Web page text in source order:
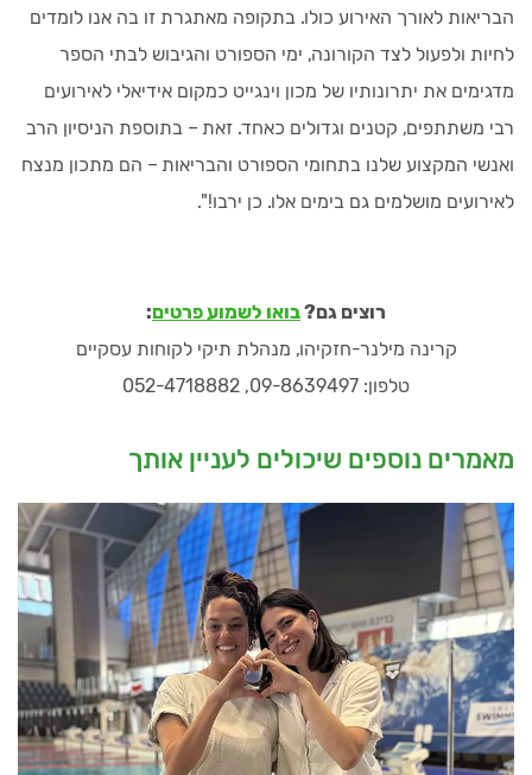
הבריאות לאורך האירוע כולו. בתקופה מאתגרת זו בה אנו לומדים
לחיות ולפעול לצד הקורונה, ימי הספורט והגיבוש לבתי הספר
מדגימים את יתרונותיו של מכון וינגייט כמקום אידיאלי לאירועים
רבי משתתפים, קטנים וגדולים כאחד. זאת – בתוספת הניסיון הרב
ואנשי המקצוע שלנו בתחומי הספורט והבריאות – הם מתכון מנצח
לאירועים מושלמים גם בימים אלו. כן ירבו!".
רוצים גם?בואו לשמוע פרטים:
קרינה מילנר-חזקיהו, מנהלת תיקי לקוחות עסקיים
טלפון: 09-8639497, 052-4718882
מאמרים נוספים שיכולים לעניין אותך